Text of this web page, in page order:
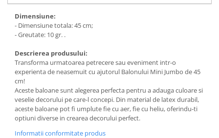
Dimensiune:
- Dimensiune totala: 45 cm;
- Greutate: 10 gr. .
Descrierea produsului:
Transforma urmatoarea petrecere sau eveniment intr-o
experienta de neasemuit cu ajutorul Balonului Mini Jumbo de 45
cm!
Aceste baloane sunt alegerea perfecta pentru a adauga culoare si
veselie decorului pe care-l concepi. Din material de latex durabil,
aceste baloane pot fi umplute fie cu aer, fie cu heliu, oferindu-ti
optiuni diverse in crearea decorului perfect.
Informatii conformitate produs